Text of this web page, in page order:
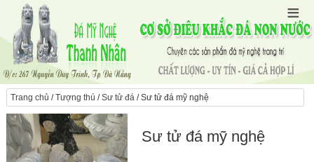
Trang chủ /Tượng thú /Sư tử đá/ Sư tử đá mỹ nghệ
Sư tử đá mỹ nghệ